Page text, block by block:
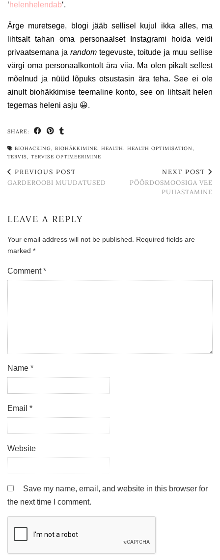
‘helenhelendab‘.
Ärge muretsege, blogi jääb sellisel kujul ikka alles, ma
lihtsalt tahan oma personaalset Instagrami hoida veidi
privaatsemana ja random tegevuste, toitude ja muu sellise
värgi oma personaalkontolt ära viia. Ma olen pikalt sellest
mõelnud ja nüüd lõpuks otsustasin ära teha. See ei ole
ainult biohäkkimise teemaline konto, see on lihtsalt helen
tegemas heleni asju 😀.
SHARE:
BIOHACKING, BIOHÄKKIMINE, HEALTH, HEALTH OPTIMISATION,
TERVIS, TERVISE OPTIMEERIMINE
PREVIOUS POST
GARDEROOBI MUUDATUSED
NEXT POST
PÖÖRDOSMOOSIGA VEE
PUHASTAMINE
LEAVE A REPLY
Your email address will not be published. Required fields are
marked *
Comment*
Name *
Email *
Website
Save my name, email, and website in this browser for
the next time I comment.